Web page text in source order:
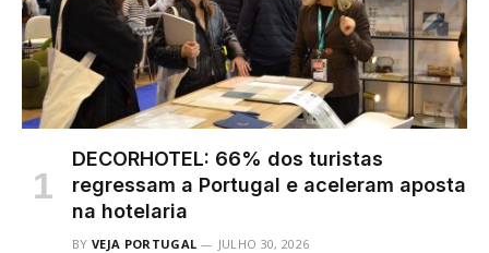
DECORHOTEL: 66% dos turistas
regressam a Portugal e aceleram aposta
na hotelaria
BY VEJA PORTUGAL JULHO 30, 2026